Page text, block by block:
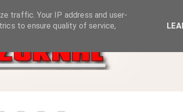
traffic. Your IP address and user-
to ensure quality of service,